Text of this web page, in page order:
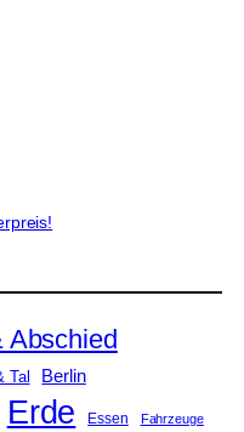
Abschied
Tal Berlin
Erde Essen Fahrzeuge